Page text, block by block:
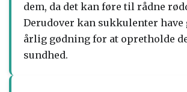
dem, da det kan føre til rådne
Derudover kan sukkulenter have
årlig gødning for at opretholde
sundhed.